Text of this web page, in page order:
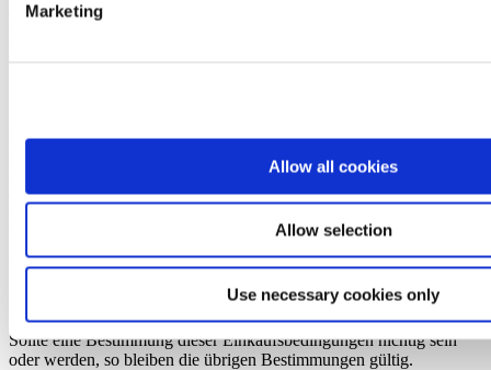
Marketing
Allow all cookies
Allow selection
Use necessary cookies only
oder teilweise gehörenden Gegenstände für uns. Die
Der Lieferant ist verpflichtet, unsere Bestellungen und alle hiermit
zusammenhängenden kaufmännischen und technischen Einzelheiten
als Geschäftsgeheimnis zu behandeln. Die
Geheimhaltungsverpflichtung gilt auch nach Abwicklung dieses
Unterlagen enthaltenen Informationen allgemein bekannt geworden
ist.
14. Schlussbestimmungen
Sollte eine Bestimmung dieser Einkaufsbedingungen nichtig sein
oder werden, so bleiben die übrigen Bestimmungen gültig.